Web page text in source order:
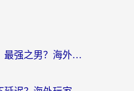
印度怎么玩一拳超人：最强之男？海外党国服游戏加速避坑指南